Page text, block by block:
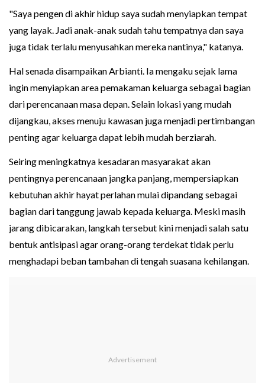
"Saya pengen di akhir hidup saya sudah menyiapkan tempat
yang layak. Jadi anak-anak sudah tahu tempatnya dan saya
juga tidak terlalu menyusahkan mereka nantinya," katanya.
Hal senada disampaikan Arbianti. Ia mengaku sejak lama
ingin menyiapkan area pemakaman keluarga sebagai bagian
dari perencanaan masa depan. Selain lokasi yang mudah
dijangkau, akses menuju kawasan juga menjadi pertimbangan
penting agar keluarga dapat lebih mudah berziarah.
Seiring meningkatnya kesadaran masyarakat akan
pentingnya perencanaan jangka panjang, mempersiapkan
kebutuhan akhir hayat perlahan mulai dipandang sebagai
bagian dari tanggung jawab kepada keluarga. Meski masih
jarang dibicarakan, langkah tersebut kini menjadi salah satu
bentuk antisipasi agar orang-orang terdekat tidak perlu
menghadapi beban tambahan di tengah suasana kehilangan.